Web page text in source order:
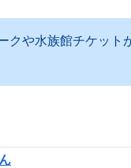
クや水族館チケット